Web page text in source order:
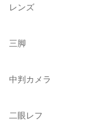
A-POWER (エー・パワ
ACQUAPAZZA（アクア
AGFA（アグフア）
レンズ
三脚
中判カメラ
二眼レフ